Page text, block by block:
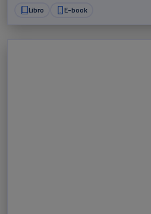
Libro E-book